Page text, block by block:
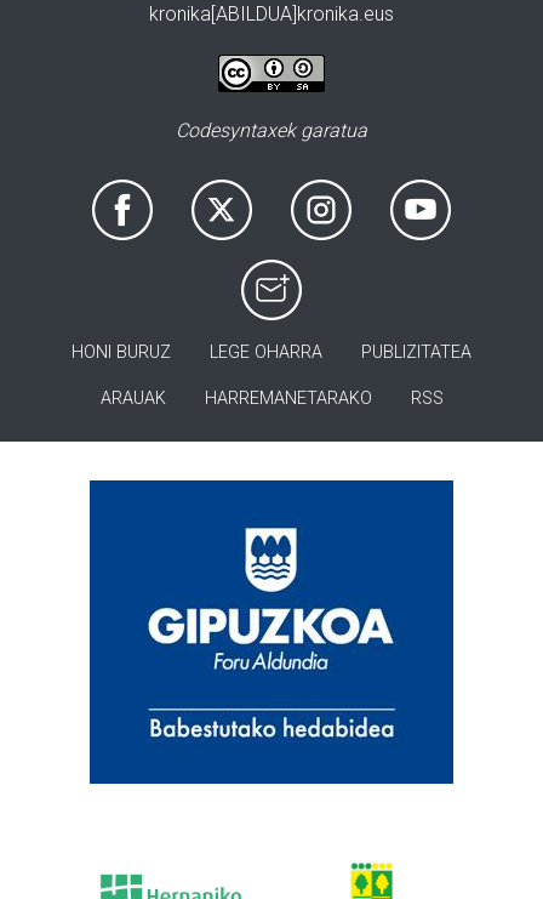
kronika[ABILDUA]kronika.eus
Codesyntaxek garatua
HONI BURUZ LEGE OHARRA PUBLIZITATEA
ARAUAK HARREMANETARAKO RSS